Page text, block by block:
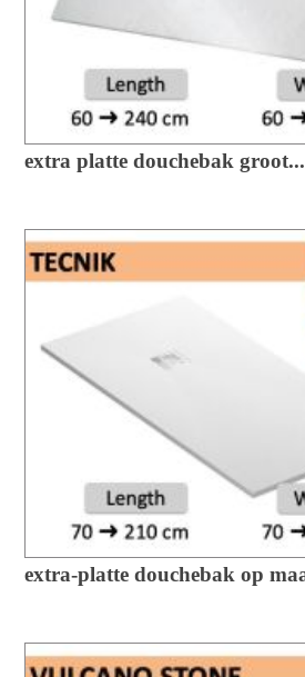
extra platte douchebak groot...
extra-platte douchebak op